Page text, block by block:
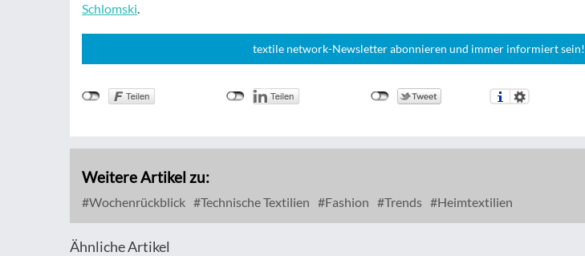
Schlomski.
textile network-Newsletter abonnieren und immer informiert sein!
Weitere Artikel zu:
Wochenrückblick Technische Textilien Fashion Trends Heimtextilien
Ähnliche Artikel